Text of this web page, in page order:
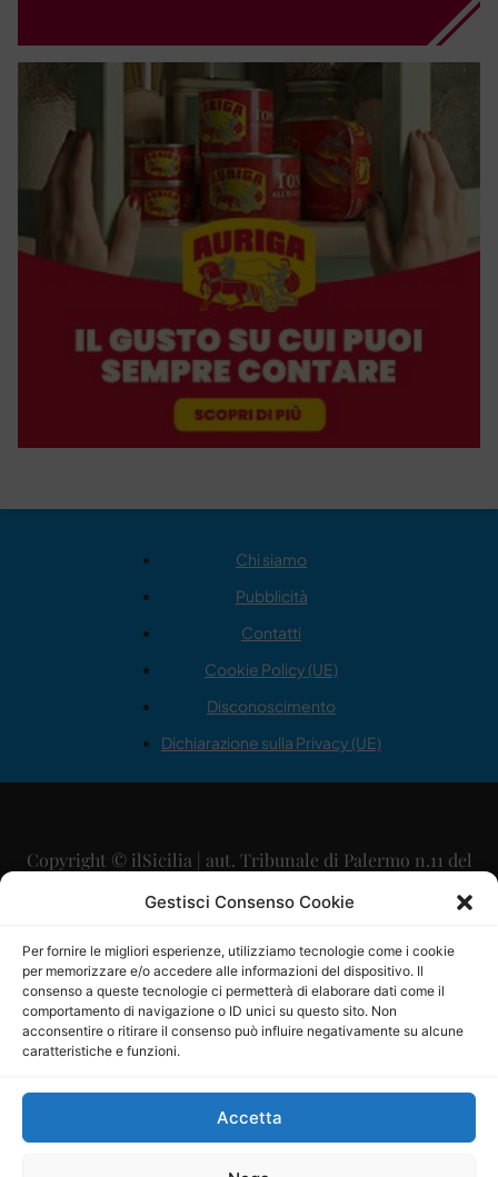
Gestisci Consenso Cookie
Per fornire le migliori esperienze, utilizziamo tecnologie come i cookie
per memorizzare e/o accedere alle informazioni del dispositivo. Il
consenso a queste tecnologie ci permetterà di elaborare dati come il
comportamento di navigazione o ID unici su questo sito. Non
acconsentire o ritirare il consenso può influire negativamente su alcune
caratteristiche e funzioni.
Accetta
Chi siamo
Pubblicità
Contatti
Cookie Policy (UE)
Disconoscimento
Dichiarazione sulla Privacy (UE)
Copyright © ilSicilia | aut. Tribunale di Palermo n.11 del
29/09/2015
Direttore Editoriale: Maurizio Scaglione
Direttore Responsabile: Maria Calabrese
P.IVA: 06334930820
Mercurio Comunicazione Società Cooperativa a r.l. è
iscritta al Registro degli Operatori di Comunicazione al